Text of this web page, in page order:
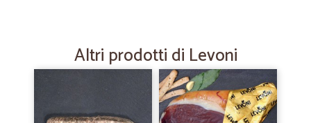
31/05/2022
Prodotti perfetto e consegna rapida.
Altri prodotti di Levoni